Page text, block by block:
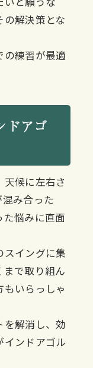
の解決策とな
の練習が最適
ドアゴ
候に左右さ
み合った
た悩みに直面
スイングに集
で取り組ん
いらっしゃ
を解消し、効
インドアゴル